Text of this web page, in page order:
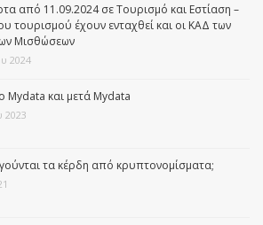
από 11.09.2024 σε Τουρισμό και Εστίαση –
τουρισμού έχουν ενταχθεί και οι ΚΑΔ των
Μισθώσεων
2024
Mydata και μετά Mydata
2023
τα κέρδη από κρυπτονομίσματα;